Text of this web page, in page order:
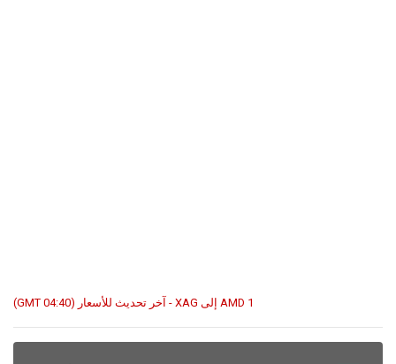
1 AMD إلى XAG - آخر تحديث للأسعار (04:40 GMT)